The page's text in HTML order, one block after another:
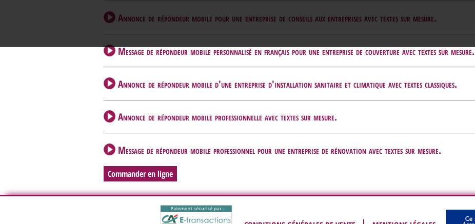
Annonce de répondeur mobile pour une entreprise de conseils aux entreprises avec textes sur mesure.
Message de répondeur mobile personnalisé en français pour une entreprise de couverture avec textes sur mesure.
Annonce de répondeur mobile d'une entreprise d'installation sanitaire et climatique avec textes classiques.
Annonce de répondeur mobile professionnelle avec textes sur mesure.
Message de répondeur mobile professionnel pour une entreprise de rénovation avec textes sur mesure.
Commander en ligne